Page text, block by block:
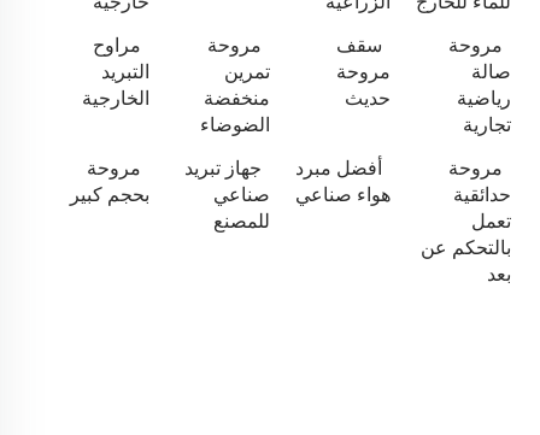
مروحة
صالة
رياضية
تجارية
سقف
مروحة
حديث
مروحة
تمرين
منخفضة
الضوضاء
مراوح
التبريد
الخارجية
مروحة
حدائقية
تعمل
بالتحكم عن
بعد
أفضل مبرد
هواء صناعي
جهاز تبريد
صناعي
للمصنع
مروحة
بحجم كبير